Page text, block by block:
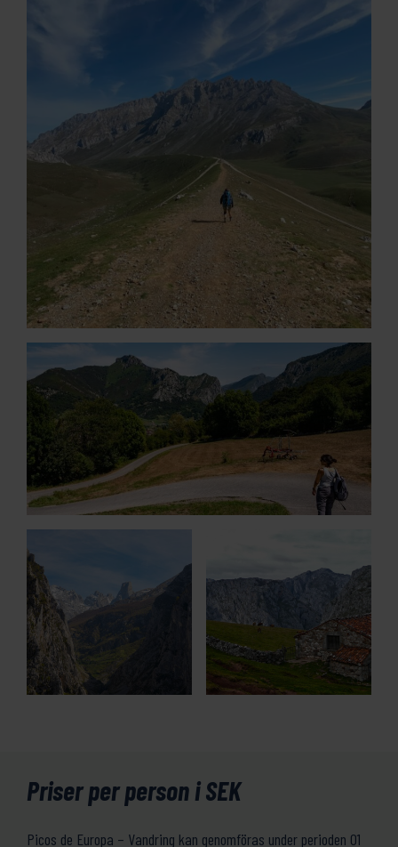
Priser per person i SEK
Picos de Europa – Vandring kan genomföras under perioden 01